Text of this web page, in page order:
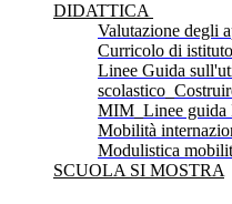
DIDATTICA
Valutazione degli
Curricolo di istituto
Linee Guida
MIM_Linee guida
Mobilità
Modulistica
SCUOLA SI MOSTRA